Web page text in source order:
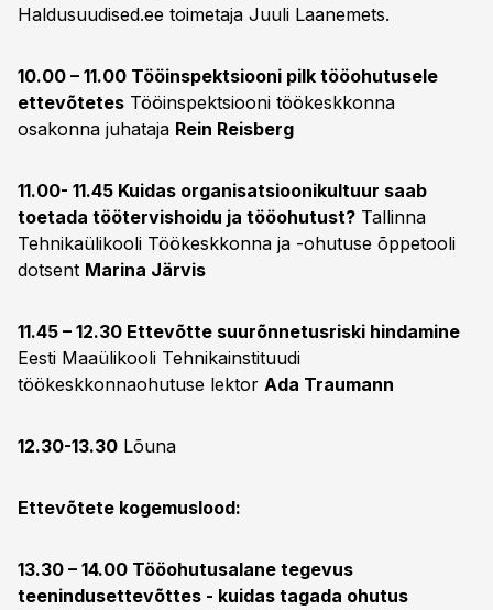
Haldusuudised.ee toimetaja Juuli Laanemets.
10.00 – 11.00 Tööinspektsiooni pilk tööohutusele
ettevõtetes Tööinspektsiooni töökeskkonna
osakonna juhataja Rein Reisberg
11.00- 11.45 Kuidas organisatsioonikultuur saab
toetada töötervishoidu ja tööohutust? Tallinna
Tehnikaülikooli Töökeskkonna ja -ohutuse õppetooli
dotsent Marina Järvis
11.45 – 12.30 Ettevõtte suurõnnetusriski hindamine
Eesti Maaülikooli Tehnikainstituudi
töökeskkonnaohutuse lektor Ada Traumann
12.30-13.30 Lõuna
Ettevõtete kogemuslood:
13.30 – 14.00 Tööohutusalane tegevus
teenindusettevõttes - kuidas tagada ohutus